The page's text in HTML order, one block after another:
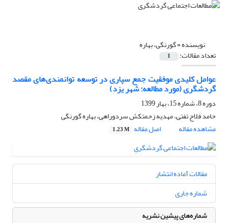
نویسنده =گورنگی، بهاره
تعداد مقالات: 1
عوامل کلیدی موفقیت جمع سپاری در توسعه توانمندی‌های مقصد
گردشگری (مورد مطالعه: شهر یزد)
دوره 8، شماره 15، بهار 1399
حامد فلاح تفتی، مهدیه زحمتکش سردوراهی، بهاره گورنگی
مشاهده مقاله
اصل مقاله 1.23 M
مقالات آماده انتشار
شماره جاری
شماره‌های پیشین نشریه